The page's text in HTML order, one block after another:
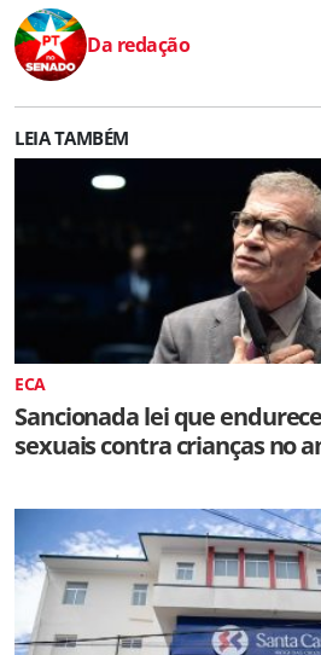
Da redação
LEIA TAMBÉM
ECA
Sancionada lei que
sexuais contra crianças no